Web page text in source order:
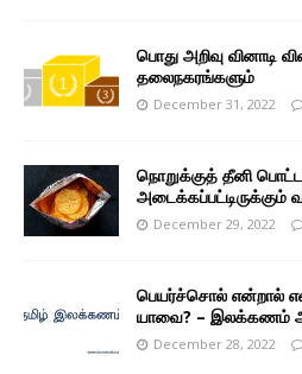
பொது அறிவு வினாடி
தலைநகரங்களும்
December 31, 2022
நொறுக்குத் தீனி
அடைக்கப்பட்டிருக்கும்
December 29, 2022
பெயர்ச்சொல்
யாவை? – இலக்கணம்
December 28, 2022